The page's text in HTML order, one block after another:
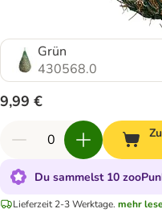
Grün
430568.0
9,99 €
Du sammelst 10
Lieferzeit 2-3 Werktage. mehr